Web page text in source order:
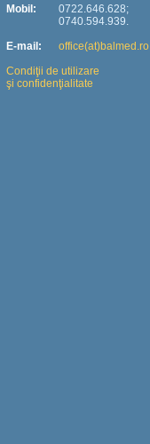
Mobil:
E-mail:
0722.646.628;
0740.594.939.
office(at)balmed.ro
Condiţii de utilizare
şi confidenţialitate